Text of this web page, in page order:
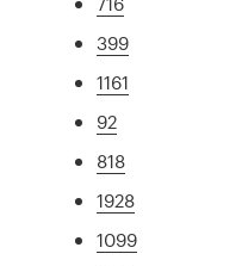
399
1161
92
818
1928
1099